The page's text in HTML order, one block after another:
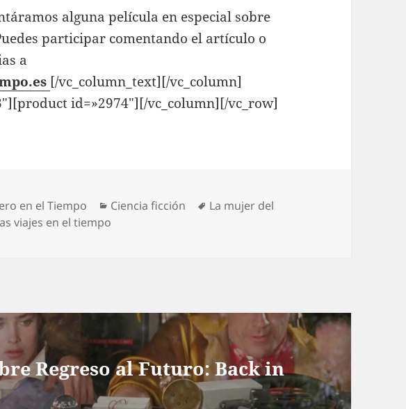
alguna película en especial sobre
participar comentando el artículo o
a
[/vc_column_text][/vc_column]
id=»2974″][/vc_column][/vc_row]
en el Tiempo Categorías
Ciencia ficción Etiquetas
La mujer del
viajes en el tiempo
Regreso al Futuro: Back in